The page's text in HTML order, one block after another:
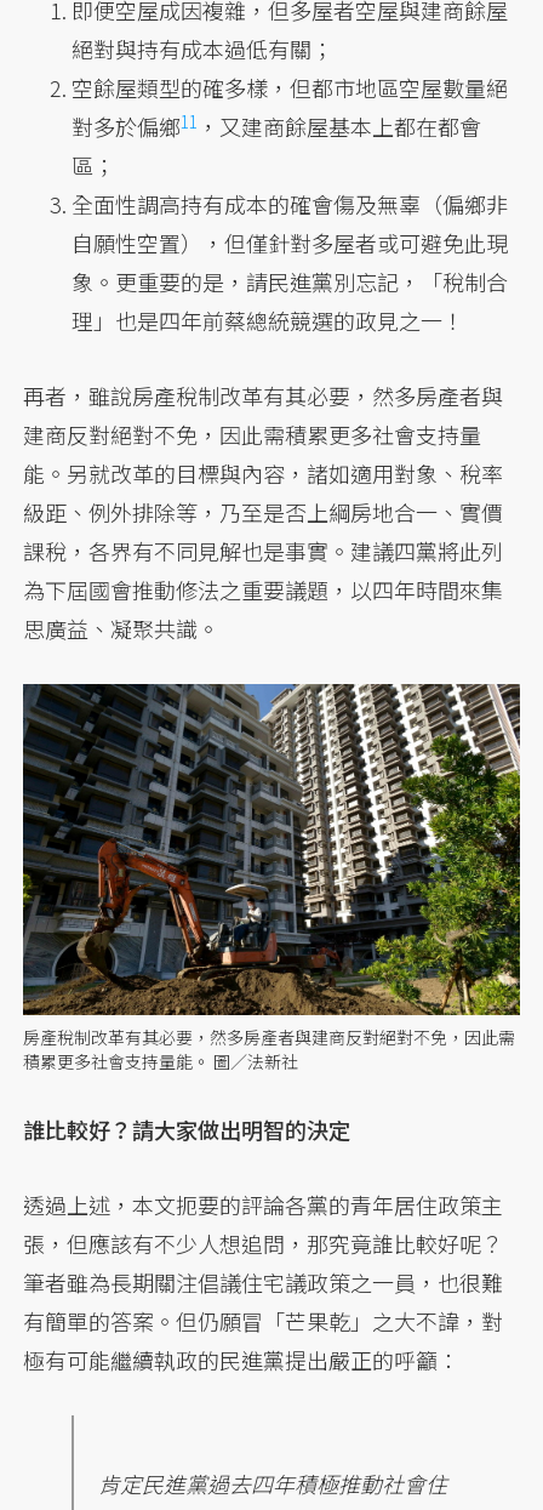
即便空屋成因複雜，但多屋者空屋與建商餘屋
絕對與持有成本過低有關；
空餘屋類型的確多樣，但都市地區空屋數量絕
對多於偏鄉11 ，又建商餘屋基本上都在都會
區；
全面性調高持有成本的確會傷及無辜（偏鄉非
自願性空置），但僅針對多屋者或可避免此現
象。更重要的是，請民進黨別忘記，「稅制合
理」也是四年前蔡總統競選的政見之一！
再者，雖說房產稅制改革有其必要，然多房產者與
建商反對絕對不免，因此需積累更多社會支持量
能。另就改革的目標與內容，諸如適用對象、稅率
級距、例外排除等，乃至是否上綱房地合一、實價
課稅，各界有不同見解也是事實。建議四黨將此列
為下屆國會推動修法之重要議題，以四年時間來集
思廣益、凝聚共識。
房產稅制改革有其必要，然多房產者與建商反對絕對不免，因此需
積累更多社會支持量能。 圖／法新社
誰比較好？請大家做出明智的決定
透過上述，本文扼要的評論各黨的青年居住政策主
張，但應該有不少人想追問，那究竟誰比較好呢？
筆者雖為長期關注倡議住宅議政策之一員，也很難
有簡單的答案。但仍願冒「芒果乾」之大不諱，對
極有可能繼續執政的民進黨提出嚴正的呼籲：
肯定民進黨過去四年積極推動社會住